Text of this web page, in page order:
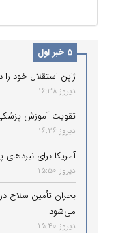
5 خبر اول
ژاپن استقلال خود را
دیروز 16:38
تقویت آموزش
دیروز 16:26
آمریکا برای نبردهای
دیروز 15:50
بحران تأمین سلاح
می‌شود
دیروز 15:40